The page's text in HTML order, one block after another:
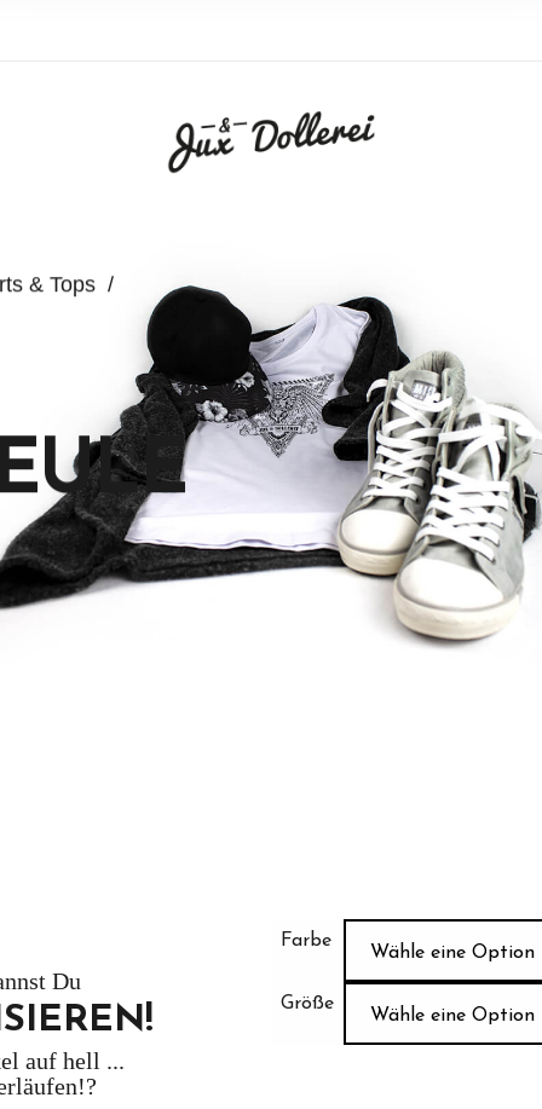
& Tops /
Du
auf hell ...
Farbe
Wähle eine Option
Größe
Wähle eine Option